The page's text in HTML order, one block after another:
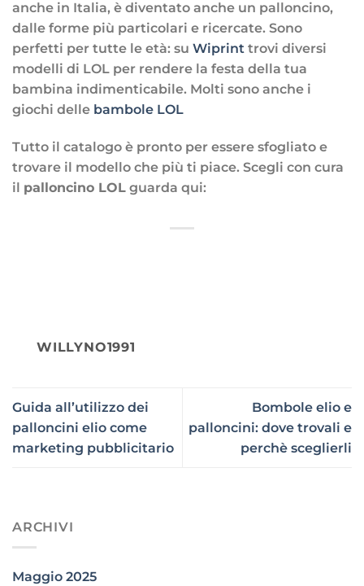
anche in Italia, è diventato anche un palloncino,
dalle forme più particolari e ricercate. Sono
perfetti per tutte le età: su Wiprint trovi diversi
modelli di LOL per rendere la festa della tua
bambina indimenticabile. Molti sono anche i
giochi delle bambole LOL
Tutto il catalogo è pronto per essere sfogliato e
trovare il modello che più ti piace. Scegli con cura
il palloncino LOL guarda qui:
WILLYNO1991
Guida all’utilizzo dei
palloncini elio come
marketing pubblicitario
Bombole elio e
palloncini: dove trovali e
perchè sceglierli
ARCHIVI
Maggio 2025